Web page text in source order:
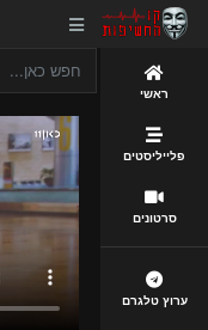
ראשי
פלייליסטים
סרטונים
ערוץ טלגרם